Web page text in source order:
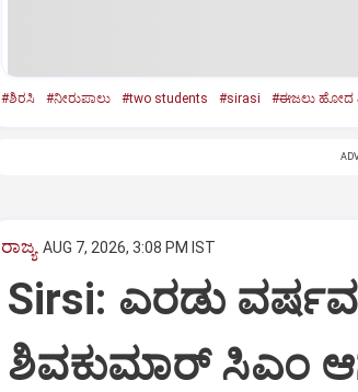
#ಶಿರಸಿ #ನೀರುಪಾಲು #two students #sirasi #ಈಜಲು ಹೋದ‌
ರಾಜ್ಯ AUG 7, 2026, 3:08 PM IST
Sirsi: ಎರಡು
ಶಿವಕುಮಾರ್ ಸಿಎಂ